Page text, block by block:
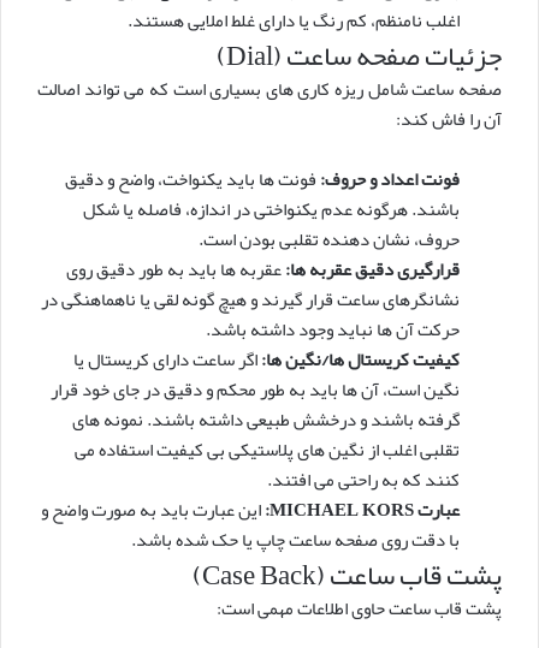
اغلب نامنظم، کم رنگ یا دارای غلط املایی هستند.
جزئیات صفحه ساعت (Dial)
صفحه ساعت شامل ریزه کاری های بسیاری است که می تواند اصالت
آن را فاش کند:
فونت اعداد و حروف:فونت ها باید یکنواخت، واضح و دقیق
باشند. هرگونه عدم یکنواختی در اندازه، فاصله یا شکل
حروف، نشان دهنده تقلبی بودن است.
قرارگیری دقیق عقربه ها:عقربه ها باید به طور دقیق روی
نشانگرهای ساعت قرار گیرند و هیچ گونه لقی یا ناهماهنگی در
حرکت آن ها نباید وجود داشته باشد.
کیفیت کریستال ها/نگین ها:اگر ساعت دارای کریستال یا
نگین است، آن ها باید به طور محکم و دقیق در جای خود قرار
گرفته باشند و درخشش طبیعی داشته باشند. نمونه های
تقلبی اغلب از نگین های پلاستیکی بی کیفیت استفاده می
کنند که به راحتی می افتند.
عبارت MICHAEL KORS:
این عبارت باید به صورت واضح و
با دقت روی صفحه ساعت چاپ یا حک شده باشد.
پشت قاب ساعت (Case Back)
پشت قاب ساعت حاوی اطلاعات مهمی است: